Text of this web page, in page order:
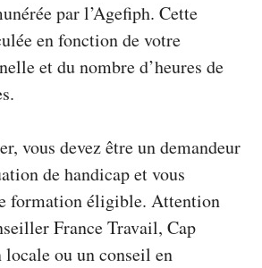
par l’Agefiph. Cette
en fonction de votre
et du nombre d’heures de
vous devez être un demandeur
de handicap et vous
formation éligible. Attention
France Travail, Cap
ou un conseil en